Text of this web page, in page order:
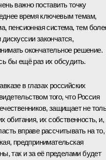
важно поставить точку
время ключевым темам,
пенсионная система, тем
закончатся,
окончательное решение.
бы ещё раз их обсудить.
в глазах российских
того, что Россия
защищает не
обитания, их собственность, и,
вправе рассчитывать на то,
предпринимательская
так и за её пределами будет